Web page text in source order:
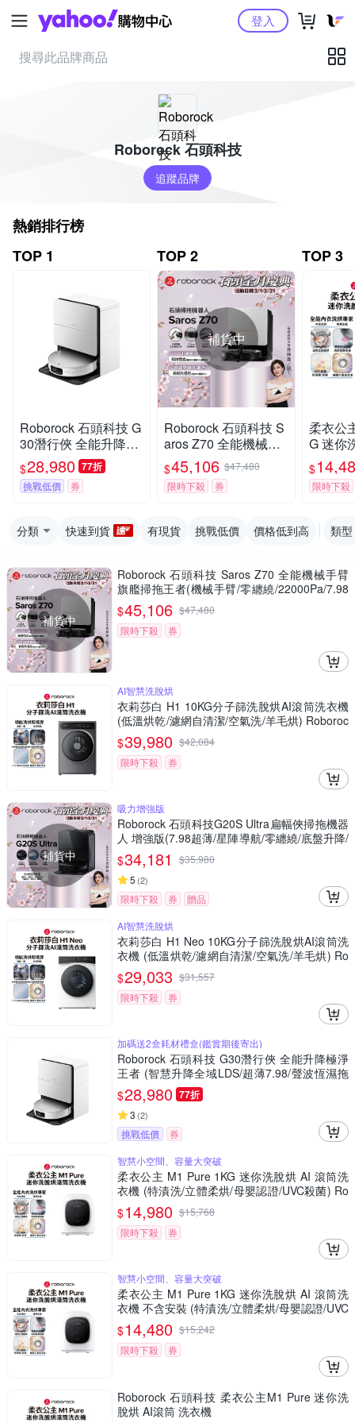
Yahoo購物中心登入
Roborock 石頭科技
追蹤品牌
熱銷排行榜
TOP 1
Roborock 石頭科技 G
30潛行俠 全能升降極
淨王者 (智慧升降全域
LDS/超薄7.98/聲波恆
濕拖地/22000Pa)
$28,980 77折
挑戰低價 券
TOP 2
補貨中
Roborock 石頭科技 S
aros Z70 全能機械手
臂旗艦掃拖王者(機械
手臂/零纏繞/22000P
a/7.98超薄/80度熱洗)
$45,106 $47,480
限時下殺
券
TOP 3
柔衣公
G 迷你
洗衣
漬洗/立
證/
$
限時下殺
分類 快速到貨 有現貨 挑戰低價 價格低到高 類型
補貨中
Roborock 石頭科技 Saros Z70 全能機械手臂
旗艦掃拖王者(機械手臂/零纏繞/22000Pa/7.98
超薄/80度熱洗)
$45,106 $47,480
限時下殺
券
AI智慧洗脫烘
衣莉莎白 H1 10KG分子篩洗脫烘AI滾筒洗衣機
(低溫烘乾/濾網自清潔/空氣洗/羊毛烘) Roboroc
k石頭
$39,980 $42,084
限時下殺
券
補貨中
吸力增強版
Roborock 石頭科技G20S Ultra扁幅俠掃拖機器
人 增強版(7.98超薄/星陣導航/零纏繞/底盤升降/
恆濕拖地/80度熱水洗/22000PA)
$34,181 $35,980
5 (2)
限時下殺 券
贈品
AI智慧洗脫烘
衣莉莎白 H1 Neo 10KG分子篩洗脫烘AI滾筒洗
衣機 (低溫烘乾/濾網自清潔/空氣洗/羊毛烘) Ro
borock石頭
$29,033 $31,557
限時下殺
券
加碼送2盒耗材禮盒(鑑賞期後寄出)
Roborock 石頭科技 G30潛行俠 全能升降極淨
王者 (智慧升降全域LDS/超薄7.98/聲波恆濕拖
地/22000Pa)
$28,980 77折
3 (2)
挑戰低價
券
智慧小空間、容量大突破
柔衣公主 M1 Pure 1KG 迷你洗脫烘 AI 滾筒洗
衣機 (特漬洗/立體柔烘/母嬰認證/UVC殺菌) Ro
borock石頭
$14,980 $15,768
限時下殺
券
智慧小空間、容量大突破
柔衣公主 M1 Pure 1KG 迷你洗脫烘 AI 滾筒洗
衣機 不含安裝 (特漬洗/立體柔烘/母嬰認證/UVC
殺菌) Roborock石頭
$14,480 $15,242
限時下殺
券
Roborock 石頭科技 柔衣公主M1 Pure 迷你洗
脫烘 AI滾筒 洗衣機